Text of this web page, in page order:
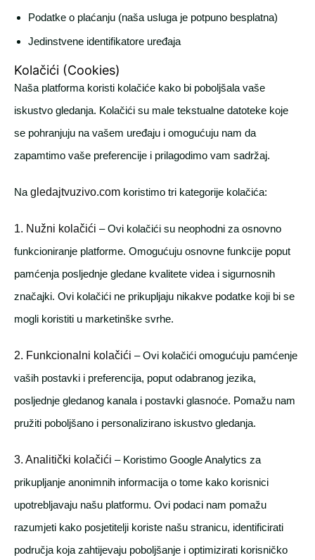
Podatke o plaćanju (naša usluga je potpuno besplatna)
Jedinstvene identifikatore uređaja
Kolačići (Cookies)
Naša platforma koristi kolačiće kako bi poboljšala vaše
iskustvo gledanja. Kolačići su male tekstualne datoteke koje
se pohranjuju na vašem uređaju i omogućuju nam da
zapamtimo vaše preferencije i prilagodimo vam sadržaj.
Na gledajtvuzivo.com koristimo tri kategorije kolačića:
1. Nužni kolačići – Ovi kolačići su neophodni za osnovno
funkcioniranje platforme. Omogućuju osnovne funkcije poput
pamćenja posljednje gledane kvalitete videa i sigurnosnih
značajki. Ovi kolačići ne prikupljaju nikakve podatke koji bi se
mogli koristiti u marketinške svrhe.
2. Funkcionalni kolačići – Ovi kolačići omogućuju pamćenje
vaših postavki i preferencija, poput odabranog jezika,
posljednje gledanog kanala i postavki glasnoće. Pomažu nam
pružiti poboljšano i personalizirano iskustvo gledanja.
3. Analitički kolačići – Koristimo Google Analytics za
prikupljanje anonimnih informacija o tome kako korisnici
upotrebljavaju našu platformu. Ovi podaci nam pomažu
razumjeti kako posjetitelji koriste našu stranicu, identificirati
područja koja zahtijevaju poboljšanje i optimizirati korisničko